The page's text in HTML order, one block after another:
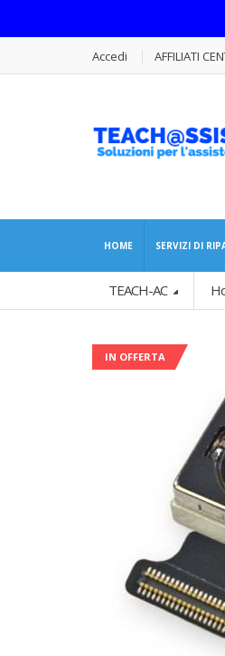
Accedi AFFILIATI
HOME SERVIZI DI
TEACH-AC
IN OFFERTA